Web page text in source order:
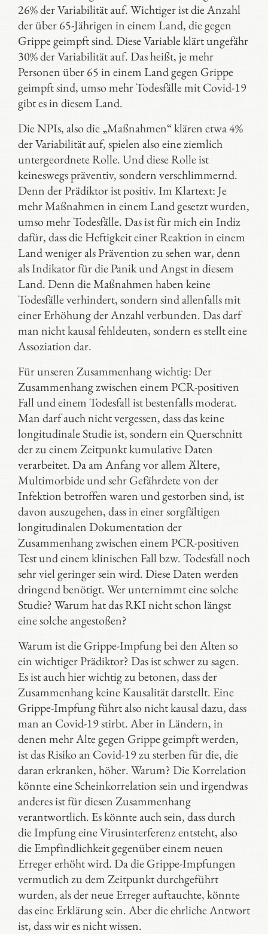
26% der Variabilität auf. Wichtiger ist die Anzahl
der über 65-Jährigen in einem Land, die gegen
Grippe geimpft sind. Diese Variable klärt ungefähr
30% der Variabilität auf. Das heißt, je mehr
Personen über 65 in einem Land gegen Grippe
geimpft sind, umso mehr Todesfälle mit Covid-19
gibt es in diesem Land.
Die NPIs, also die „Maßnahmen“ klären etwa 4%
der Variabilität auf, spielen also eine ziemlich
untergeordnete Rolle. Und diese Rolle ist
keineswegs präventiv, sondern verschlimmernd.
Denn der Prädiktor ist positiv. Im Klartext: Je
mehr Maßnahmen in einem Land gesetzt wurden,
umso mehr Todesfälle. Das ist für mich ein Indiz
dafür, dass die Heftigkeit einer Reaktion in einem
Land weniger als Prävention zu sehen war, denn
als Indikator für die Panik und Angst in diesem
Land. Denn die Maßnahmen haben keine
Todesfälle verhindert, sondern sind allenfalls mit
einer Erhöhung der Anzahl verbunden. Das darf
man nicht kausal fehldeuten, sondern es stellt eine
Assoziation dar.
Für unseren Zusammenhang wichtig: Der
Zusammenhang zwischen einem PCR-positiven
Fall und einem Todesfall ist bestenfalls moderat.
Man darf auch nicht vergessen, dass das keine
longitudinale Studie ist, sondern ein Querschnitt
der zu einem Zeitpunkt kumulative Daten
verarbeitet. Da am Anfang vor allem Ältere,
Multimorbide und sehr Gefährdete von der
Infektion betroffen waren und gestorben sind, ist
davon auszugehen, dass in einer sorgfältigen
longitudinalen Dokumentation der
Zusammenhang zwischen einem PCR-positiven
Test und einem klinischen Fall bzw. Todesfall noch
sehr viel geringer sein wird. Diese Daten werden
dringend benötigt. Wer unternimmt eine solche
Studie? Warum hat das RKI nicht schon längst
eine solche angestoßen?
Warum ist die Grippe-Impfung bei den Alten so
ein wichtiger Prädiktor? Das ist schwer zu sagen.
Es ist auch hier wichtig zu betonen, dass der
Zusammenhang keine Kausalität darstellt. Eine
Grippe-Impfung führt also nicht kausal dazu, dass
man an Covid-19 stirbt. Aber in Ländern, in
denen mehr Alte gegen Grippe geimpft werden,
ist das Risiko an Covid-19 zu sterben für die, die
daran erkranken, höher. Warum? Die Korrelation
könnte eine Scheinkorrelation sein und irgendwas
anderes ist für diesen Zusammenhang
verantwortlich. Es könnte auch sein, dass durch
die Impfung eine Virusinterferenz entsteht, also
die Empfindlichkeit gegenüber einem neuen
Erreger erhöht wird. Da die Grippe-Impfungen
vermutlich zu dem Zeitpunkt durchgeführt
wurden, als der neue Erreger auftauchte, könnte
das eine Erklärung sein. Aber die ehrliche Antwort
ist, dass wir es nicht wissen.